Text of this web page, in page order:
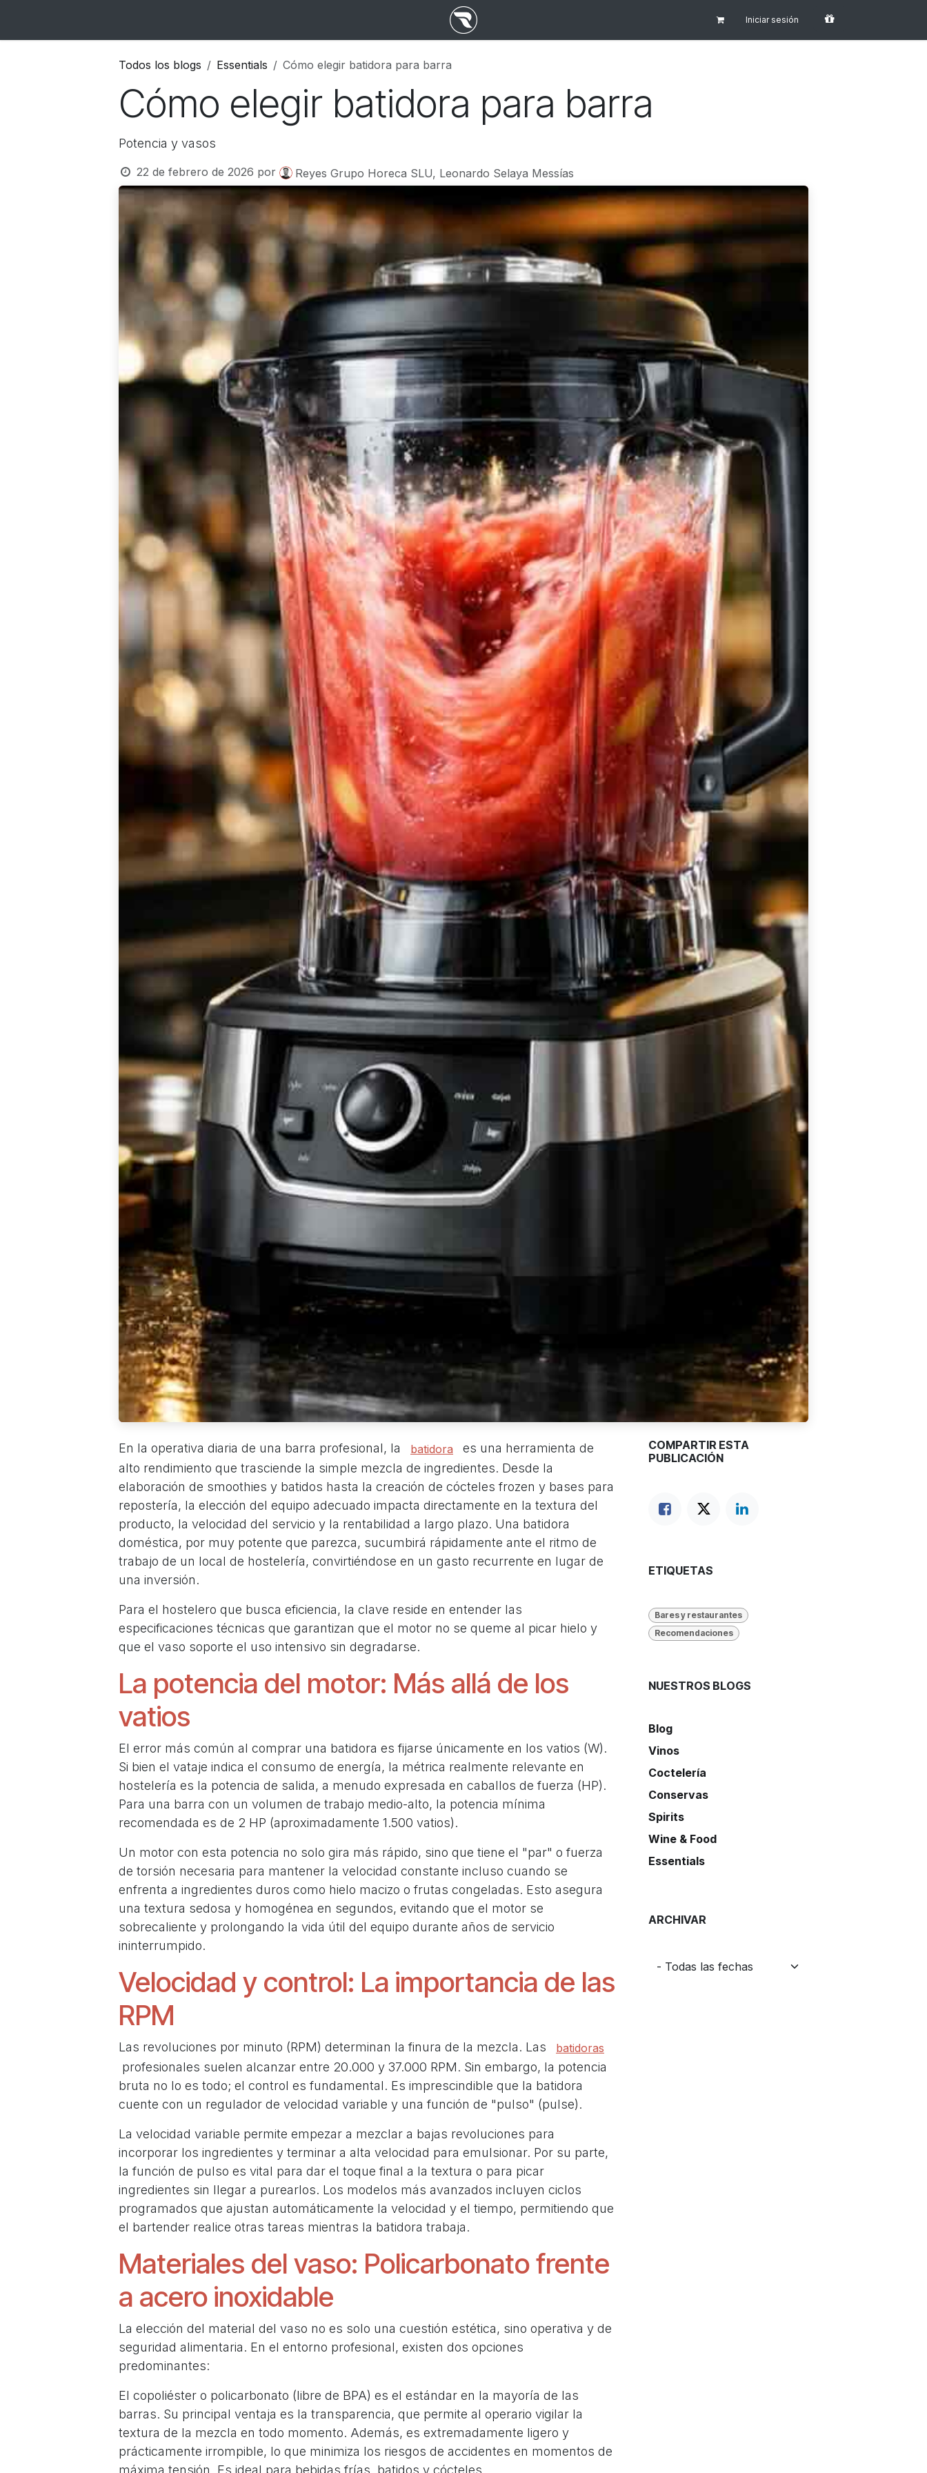
Iniciar sesión
Todos los blogs Essentials Cómo elegir batidora para barra
Cómo elegir batidora para barra
Potencia y vasos
22 de febrero de 2026 por Reyes Grupo Horeca SLU, Leonardo Selaya Messías
En la operativa diaria de una barra profesional, la batidora
es una herramienta de
alto rendimiento que trasciende la simple mezcla de ingredientes. Desde la
elaboración de smoothies y batidos hasta la creación de cócteles frozen y bases para
repostería, la elección del equipo adecuado impacta directamente en la textura del
producto, la velocidad del servicio y la rentabilidad a largo plazo. Una batidora
doméstica, por muy potente que parezca, sucumbirá rápidamente ante el ritmo de
trabajo de un local de hostelería, convirtiéndose en un gasto recurrente en lugar de
una inversión.
Para el hostelero que busca eficiencia, la clave reside en entender las
especificaciones técnicas que garantizan que el motor no se queme al picar hielo y
que el vaso soporte el uso intensivo sin degradarse.
La potencia del motor: Más allá de los
vatios
El error más común al comprar una batidora es fijarse únicamente en los vatios (W).
Si bien el vataje indica el consumo de energía, la métrica realmente relevante en
hostelería es la potencia de salida, a menudo expresada en caballos de fuerza (HP).
Para una barra con un volumen de trabajo medio-alto, la potencia mínima
recomendada es de 2 HP (aproximadamente 1.500 vatios).
Un motor con esta potencia no solo gira más rápido, sino que tiene el "par" o fuerza
de torsión necesaria para mantener la velocidad constante incluso cuando se
enfrenta a ingredientes duros como hielo macizo o frutas congeladas. Esto asegura
una textura sedosa y homogénea en segundos, evitando que el motor se
sobrecaliente y prolongando la vida útil del equipo durante años de servicio
ininterrumpido.
Velocidad y control: La importancia de las
RPM
Las revoluciones por minuto (RPM) determinan la finura de la mezcla. Las batidoras
profesionales suelen alcanzar entre 20.000 y 37.000 RPM. Sin embargo, la potencia
bruta no lo es todo; el control es fundamental. Es imprescindible que la batidora
cuente con un regulador de velocidad variable y una función de "pulso" (pulse).
La velocidad variable permite empezar a mezclar a bajas revoluciones para
incorporar los ingredientes y terminar a alta velocidad para emulsionar. Por su parte,
la función de pulso es vital para dar el toque final a la textura o para picar
ingredientes sin llegar a purearlos. Los modelos más avanzados incluyen ciclos
programados que ajustan automáticamente la velocidad y el tiempo, permitiendo que
el bartender realice otras tareas mientras la batidora trabaja.
Materiales del vaso: Policarbonato frente
a acero inoxidable
La elección del material del vaso no es solo una cuestión estética, sino operativa y de
seguridad alimentaria. En el entorno profesional, existen dos opciones
predominantes:
El copoliéster o policarbonato (libre de BPA) es el estándar en la mayoría de las
barras. Su principal ventaja es la transparencia, que permite al operario vigilar la
textura de la mezcla en todo momento. Además, es extremadamente ligero y
prácticamente irrompible, lo que minimiza los riesgos de accidentes en momentos de
máxima tensión. Es ideal para bebidas frías, batidos y cócteles.
COMPARTIR ESTA
PUBLICACIÓN
ETIQUETAS
Bares y restaurantes
Recomendaciones
NUESTROS BLOGS
Blog
Vinos
Coctelería
Conservas
Spirits
Wine & Food
Essentials
ARCHIVAR